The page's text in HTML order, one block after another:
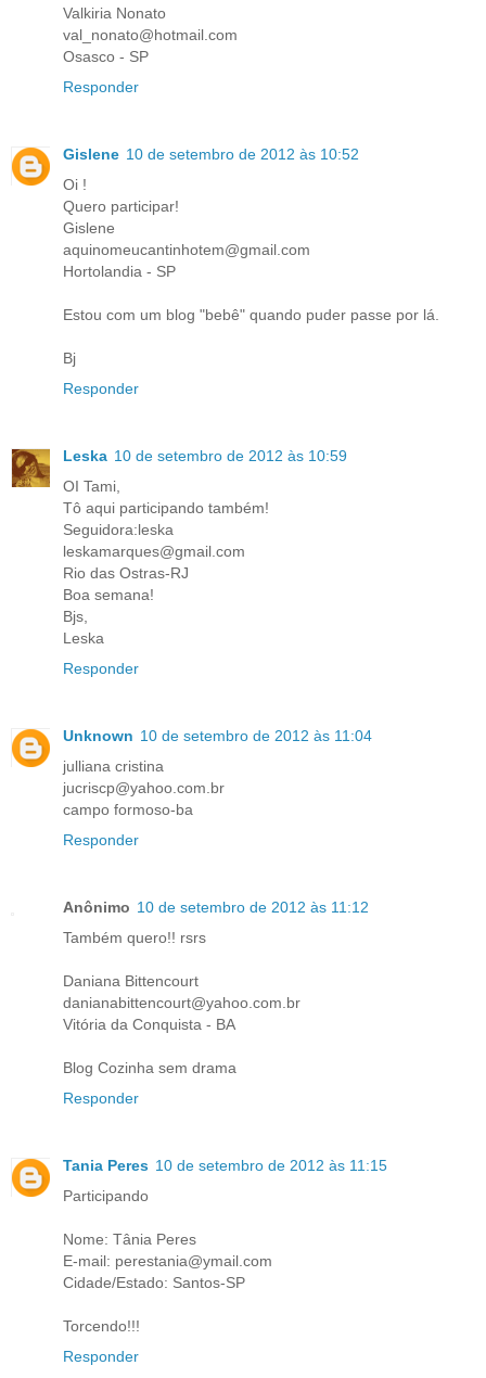
Valkiria Nonato
val_nonato@hotmail.com
Osasco - SP
Responder
Gislene 10 de setembro de 2012 às 10:52
Oi !
Quero participar!
Gislene
aquinomeucantinhotem@gmail.com
Hortolandia - SP
Estou com um blog "bebê" quando puder passe por lá.
Bj
Responder
Leska 10 de setembro de 2012 às 10:59
OI Tami,
Tô aqui participando também!
Seguidora:leska
leskamarques@gmail.com
Rio das Ostras-RJ
Boa semana!
Bjs,
Leska
Responder
Unknown 10 de setembro de 2012 às 11:04
julliana cristina
jucriscp@yahoo.com.br
campo formoso-ba
Responder
Anônimo 10 de setembro de 2012 às 11:12
Também quero!! rsrs
Daniana Bittencourt
danianabittencourt@yahoo.com.br
Vitória da Conquista - BA
Blog Cozinha sem drama
Responder
Tania Peres 10 de setembro de 2012 às 11:15
Participando
Nome: Tânia Peres
E-mail: perestania@ymail.com
Cidade/Estado: Santos-SP
Torcendo!!!
Responder